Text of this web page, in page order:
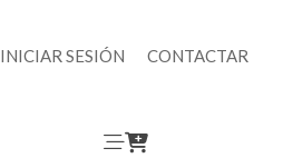
INICIAR SESIÓN CONTACTAR